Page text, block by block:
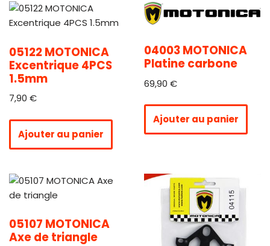
05122 MOTONICA
Excentrique 4PCS
1.5mm
7,90 €
Ajouter au panier
04003 MOTONICA
Platine carbone
69,90 €
Ajouter au panier
05107 MOTONICA
Axe de triangle